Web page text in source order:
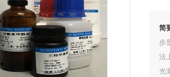
简
步
法
光